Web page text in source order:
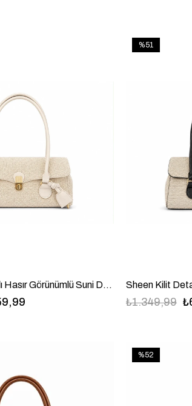
Sheen Kilit Detaylı Hasır Görünümlü Suni Deri Baget Omuz Çanta Krem
₺1.349,99
%51
%52